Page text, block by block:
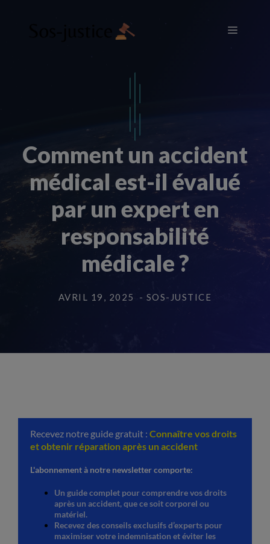
Menu
Comment un accident
médical est-il évalué
par un expert en
responsabilité
médicale ?
AVRIL 19, 2025 - SOS-JUSTICE